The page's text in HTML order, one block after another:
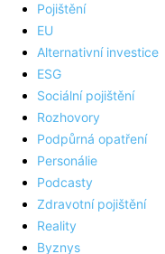
Pojištění
EU
Alternativní investice
ESG
Sociální pojištění
Rozhovory
Podpůrná opatření
Personálie
Podcasty
Zdravotní pojištění
Reality
Byznys